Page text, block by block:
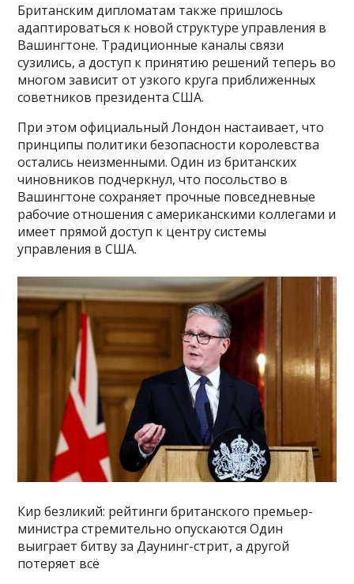
Британским дипломатам также пришлось
адаптироваться к новой структуре управления в
Вашингтоне. Традиционные каналы связи
сузились, а доступ к принятию решений теперь во
многом зависит от узкого круга приближенных
советников президента США.
При этом официальный Лондон настаивает, что
принципы политики безопасности королевства
остались неизменными. Один из британских
чиновников подчеркнул, что посольство в
Вашингтоне сохраняет прочные повседневные
рабочие отношения с американскими коллегами и
имеет прямой доступ к центру системы
управления в США.
Кир безликий: рейтинги британского премьер-
министра стремительно опускаются Один
выиграет битву за Даунинг-стрит, а другой
потеряет всё